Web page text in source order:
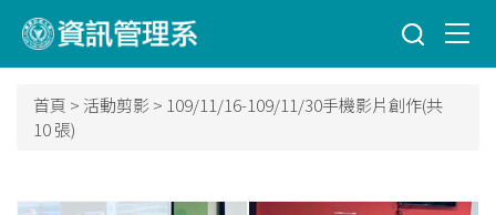
到
主
首頁 > 活動剪影 > 109/11/16-109/11/30手機影片創作(共
10 張)